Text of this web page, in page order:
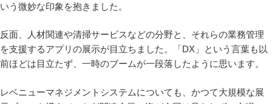
いう微妙な印象を抱きました。
反面、人材関連や清掃サービスなどの分野と、それらの業務管理
を支援するアプリの展示が目立ちました。「DX」という言葉も以
前ほどは目立たず、一時のブームが一段落したように思います。
レベニューマネジメントシステムについても、かつて大規模な展